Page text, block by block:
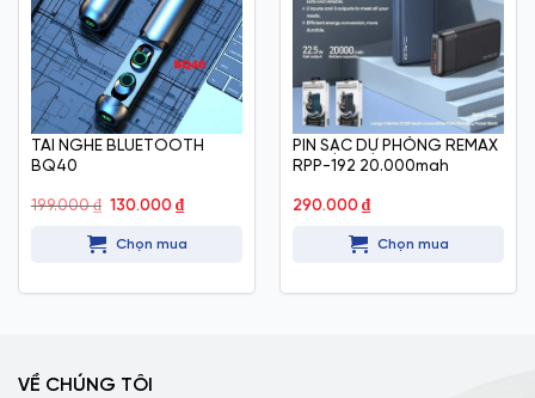
TAI NGHE BLUETOOTH
BQ40
199.000₫ Giá
199.000 ₫.
130.000 ₫Giá
là:
Chọn mua
PIN SẠC DỰ PHÒNG REMAX
RPP-192 20.000mah
290.000 ₫
Chọn mua
VỀ CHÚNG TÔI